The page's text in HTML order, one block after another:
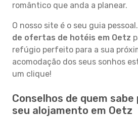
romântico que anda a planear.
O nosso site é o seu guia
de ofertas de hotéis em Oetz
refúgio perfeito para a sua
acomodação dos seus sonhos
um clique!
Conselhos de quem
seu alojamento em Oetz